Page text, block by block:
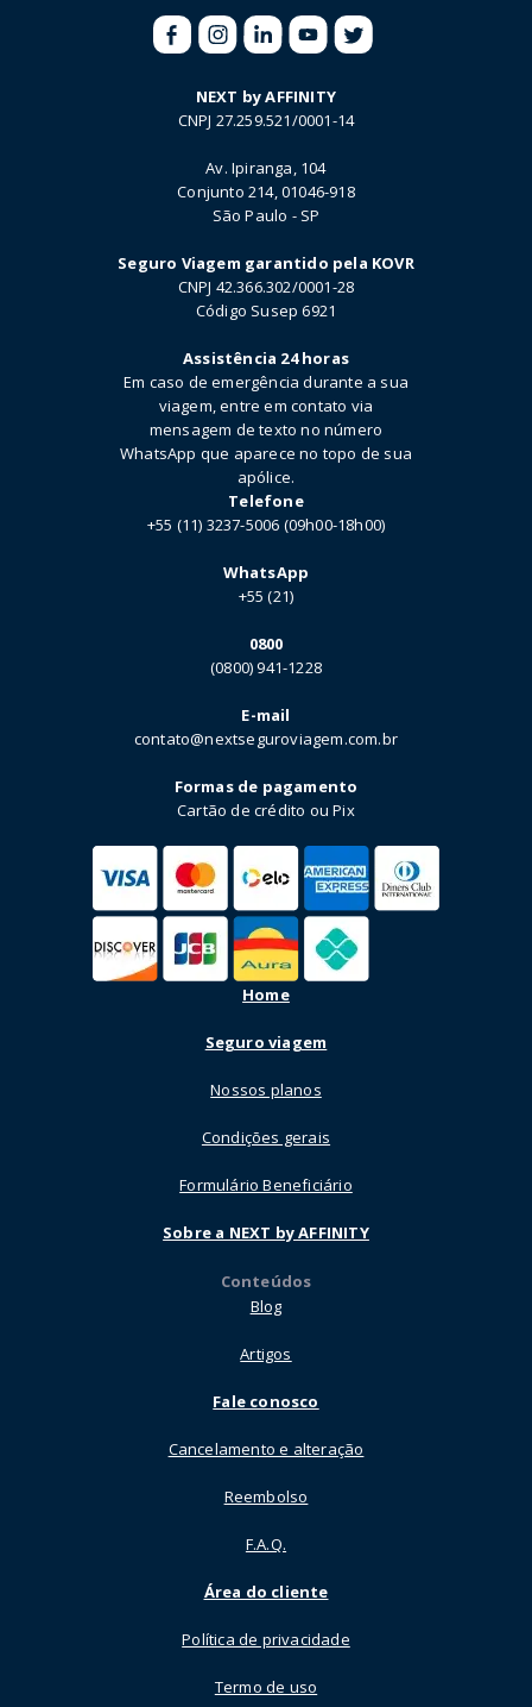
NEXT by AFFINITY
CNPJ 27.259.521/0001-14
Av. Ipiranga, 104
Conjunto 214, 01046-918
São Paulo - SP
Seguro Viagem garantido pela KOVR
CNPJ 42.366.302/0001-28
Código Susep 6921
Assistência 24 horas
Em caso de emergência durante a sua
viagem, entre em contato via
mensagem de texto no número
WhatsApp que aparece no topo de sua
apólice.
Telefone
+55 (11) 3237-5006 (09h00-18h00)
WhatsApp
+55 (21)
0800
(0800) 941-1228
E-mail
contato@nextseguroviagem.com.br
Formas de pagamento
Cartão de crédito ou Pix
Home
Seguro viagem
Nossos planos
Condições gerais
Formulário Beneficiário
Sobre a NEXT by AFFINITY
Conteúdos
Blog
Artigos
Fale conosco
Cancelamento e alteração
Reembolso
F.A.Q.
Área do cliente
Política de privacidade
Termo de uso